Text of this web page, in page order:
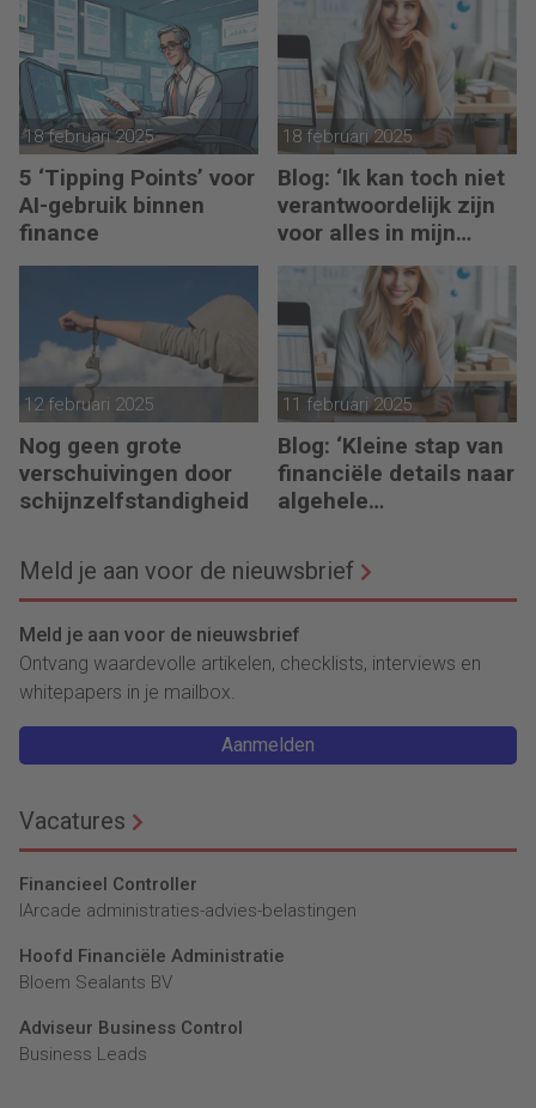
turbulente tijden
18 februari 2025
5 ‘Tipping Points’ voor
AI-gebruik binnen
finance
18 februari 2025
Blog: ‘Ik kan toch niet
verantwoordelijk zijn
voor alles in mijn
waardeketen?’
12 februari 2025
Nog geen grote
verschuivingen door
schijnzelfstandigheid
11 februari 2025
Blog: ‘Kleine stap van
financiële details naar
algehele
Meld je aan voor de nieuwsbrief
Meld je aan voor de nieuwsbrief
Ontvang waardevolle artikelen, checklists, interviews en
whitepapers in je mailbox.
Aanmelden
Vacatures
Financieel Controller
lArcade administraties-advies-belastingen
Hoofd Financiële Administratie
Bloem Sealants BV
Adviseur Business Control
Business Leads